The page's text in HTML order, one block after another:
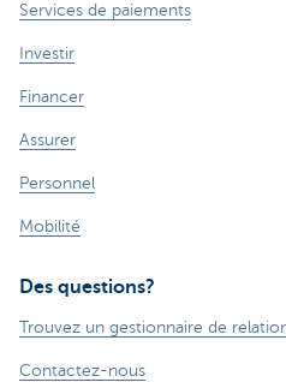
Services de paiements
Investir
Financer
Assurer
Personnel
Mobilité
Des questions?
Trouvez un gestionnaire de
Contactez-nous